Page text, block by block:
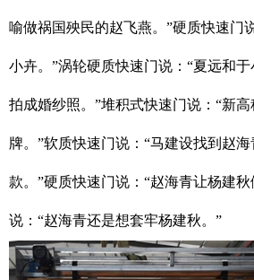
喻做祸国殃民的赵飞燕。”硬质快速门
小卉。”涡轮硬质快速门说：“夏远和
拍成婚纱照。”堆积式快速门说：“新
牌。”软质快速门说：“马建设找到赵
款。”硬质快速门说：“赵海青让杨建
说：“赵海青还是想套牢杨建秋。”